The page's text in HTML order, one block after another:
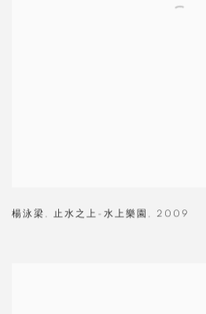
楊泳梁 , 止水之上-水上樂園 , 2009